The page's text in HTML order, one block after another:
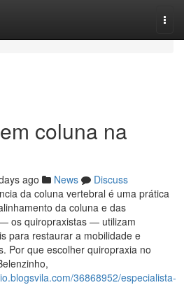
coluna na
ago News
Discuss
da coluna vertebral é uma prática
da coluna e das
os quiropraxistas — utilizam
para restaurar a mobilidade e
Por que escolher quiropraxia no
36868952/especialista-